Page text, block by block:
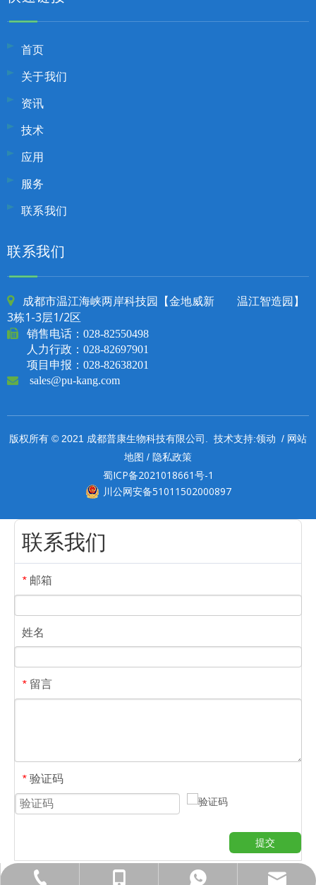
首页
关于我们
资讯
技术
应用
服务
联系我们
联系我们

成都市温江海峡两岸科技园【金地威新 温江智造园】
3栋1-3层1/2区
 销售电话： 028-82550498
人力行政：028-82697901
项目申报：028-82638201
 sales@pu-kang.com
版权所有 © 2021 成都普康生物科技有限公司. 技术支持:领动 / 网站
地图 / 隐私政策
蜀ICP备2021018661号-1
川公网安备51011502000897
+ 86-28-82550498
+ 86-19102685862
+ 86-19102685862
sales@pu-kang.com
联系我们
* 邮箱
姓名
* 留言
* 验证码
提交